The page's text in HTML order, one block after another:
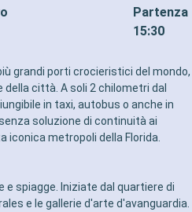
Partenza
15:30
grandi porti crocieristici del mondo,
città. A soli 2 chilometri dal
in taxi, autobus o anche in
soluzione di continuità ai
metropoli della Florida.
e spiagge. Iniziate dal quartiere di
e le gallerie d'arte d'avanguardia.